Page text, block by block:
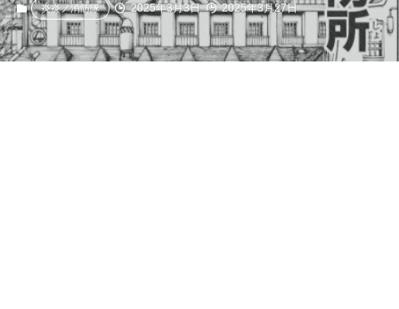
炎炎ノ消防隊 2025年3月3日 2025年3月27日